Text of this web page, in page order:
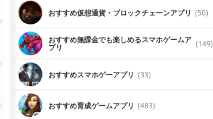
おすすめ仮想通貨・ブロックチェーンアプリ (50)
おすすめ無課金でも楽しめるスマホゲームア
プリ (149)
おすすめスマホゲーアプリ (33)
おすすめ育成ゲームアプリ (483)